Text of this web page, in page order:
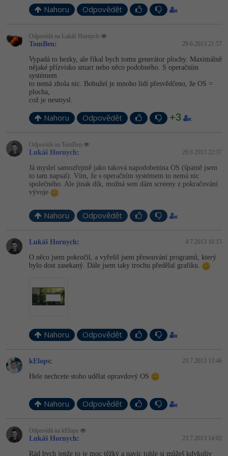
Linux
Sítě
Elektronický podpis
Fórum
Nahoru Odpovědět
Odpovídá na Lukáš Hornych
TomBen: 29.6.2013 21:57
Vypadá to hezky, ale říkal bych tomu generátor plochy. Maximálně
nějaké přízvisko smart nebo něco podobného. S operačním
systémem
to nemá zhola nic. Bohužel je mnoho lidí přesvědčeno, že OS =
plocha,
což je nesmysl.
Nahoru Odpovědět +3
Odpovídá na TomBen
Lukáš Hornych: 29.6.2013 22:37
Já myslel samozřejmě jako taková napodobenina OS (špatně jsem
to tam napsal). Vím, že s operačním systémem to nemá nic
společného. Ale jinak dík, možná sem dám screeny z pokračování
vývoje
Nahoru Odpovědět
Lukáš Hornych: 4.7.2013 16:15
O něco jsem pokročil, a vyřešil jsem přesouvání programů, který
bylo dost zasekaný. Dále jsem taky trochu předělal grafiku.
Nahoru Odpovědět
kElops: 23.7.2013 13:46
Hele nechcete stoho udělat opravdový OS
Nahoru Odpovědět
Odpovídá na kElops
Lukáš Hornych: 23.7.2013 14:02
Rád bych jenže to je moc těžký a navíc tohle si můžeš kdykoliv